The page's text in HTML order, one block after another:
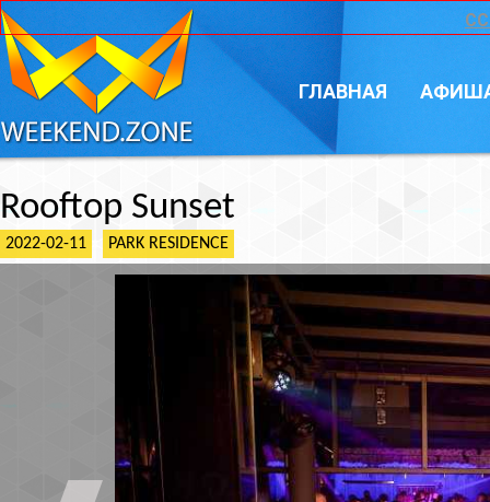
ГЛАВНАЯ
Rooftop Sunset
2022-02-11 PARK RESIDENCE